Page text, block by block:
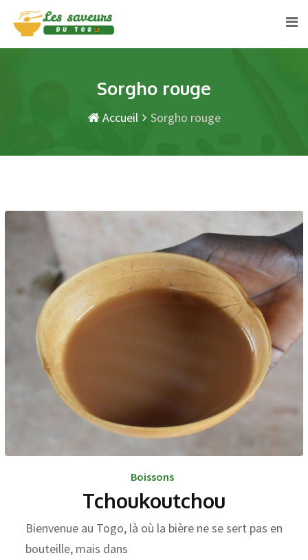
content
Sorgho rouge
Accueil Sorgho rouge
Boissons
Tchoukoutchou
Bienvenue au Togo, là où la bière ne se sert pas en
bouteille, mais dans